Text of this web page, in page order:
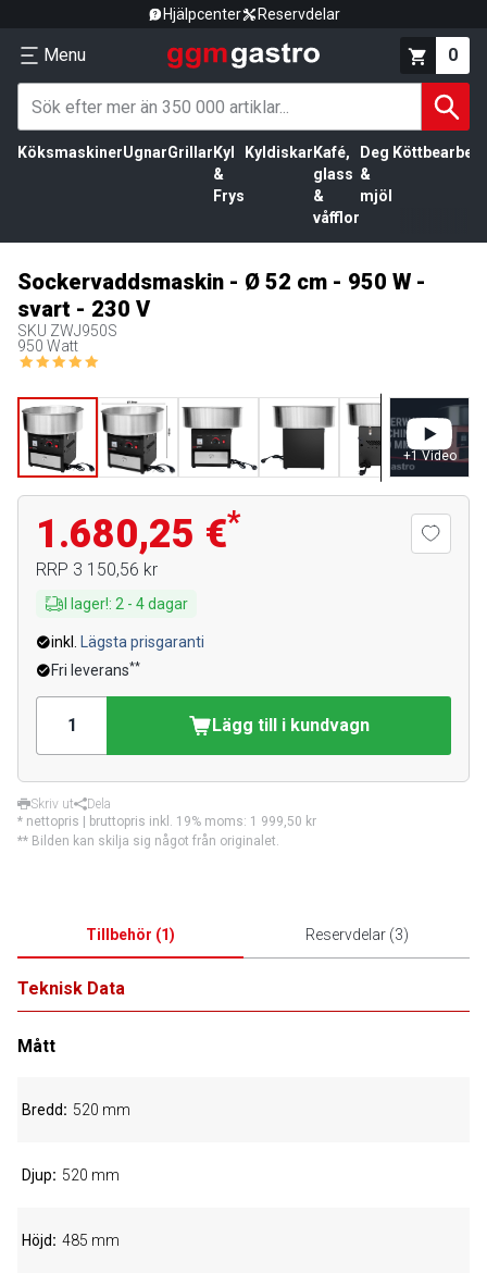
Hjälpcenter Reservdelar
Menu 0
KöksmaskinerUgnarGrillar Kyl
&
Frys
Kyldiskar Kafé,
glass
&
våfflor
Deg
&
mjöl
Sockervaddsmaskin - Ø 52 cm - 950 W -
svart - 230 V
SKU ZWJ950S
950 Watt
+1 Video
1.680,25 €*
RRP 3 150,56 kr
I lager!: 2 - 4dagar
inkl.
Lägsta prisgaranti
Fri leverans**
Lägg till i kundvagn
Skriv ut
Dela
* nettopris | bruttopris inkl. 19% moms: 1 999,50 kr
** Bilden kan skilja sig något från originalet.
Tillbehör (1) Reservdelar(3)
Teknisk Data
Mått
Bredd 520 mm
Djup 520 mm
Höjd 485 mm